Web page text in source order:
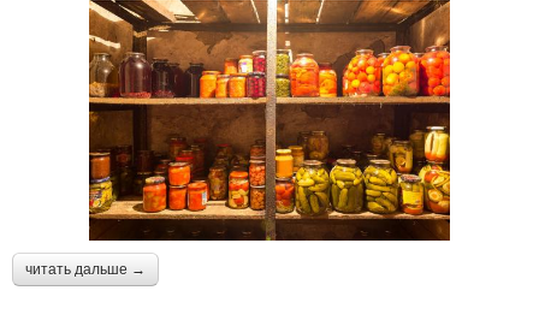
читать дальше →